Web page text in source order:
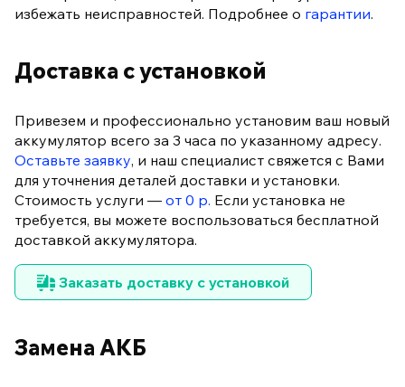
избежать неисправностей. Подробнее о гарантии.
Доставка с установкой
Привезем и профессионально установим ваш новый
аккумулятор всего за 3 часа по указанному адресу.
Оставьте заявку, и наш специалист свяжется с Вами
для уточнения деталей доставки и установки.
Стоимость услуги — от 0 р. Если установка не
требуется, вы можете воспользоваться бесплатной
доставкой аккумулятора.
Заказать доставку с установкой
Замена АКБ